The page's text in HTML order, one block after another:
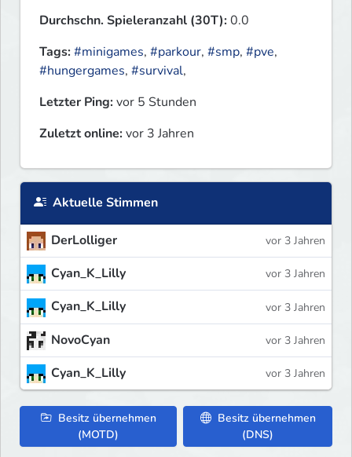
Durchschn. Spieleranzahl (30T):0.0
Tags:#minigames, #parkour, #smp, #pve,
#hungergames, #survival,
Letzter Ping:vor 5 Stunden
Zuletzt online:vor 3 Jahren
Aktuelle Stimmen
DerLolliger vor 3 Jahren
Cyan_K_Lilly vor 3 Jahren
Cyan_K_Lilly vor 3 Jahren
NovoCyan vor 3 Jahren
Cyan_K_Lilly vor 3 Jahren
Besitz übernehmen
(MOTD)
Besitz übernehmen
(DNS)